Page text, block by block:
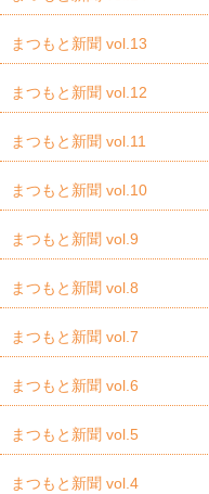
まつもと新聞 vol.13
まつもと新聞 vol.12
まつもと新聞 vol.11
まつもと新聞 vol.10
まつもと新聞 vol.9
まつもと新聞 vol.8
まつもと新聞 vol.7
まつもと新聞 vol.6
まつもと新聞 vol.5
まつもと新聞 vol.4